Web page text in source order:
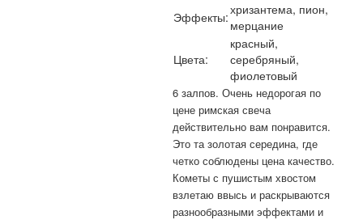
Эффекты:хризантема, пион,
мерцание
Цвета:
красный,
серебряный,
фиолетовый
6 залпов. Очень недорогая по
цене римская свеча
действительно вам понравится.
Это та золотая середина, где
четко соблюдены цена качество.
Кометы с пушистым хвостом
взлетаю ввысь и раскрываются
разнообразными эффектами и